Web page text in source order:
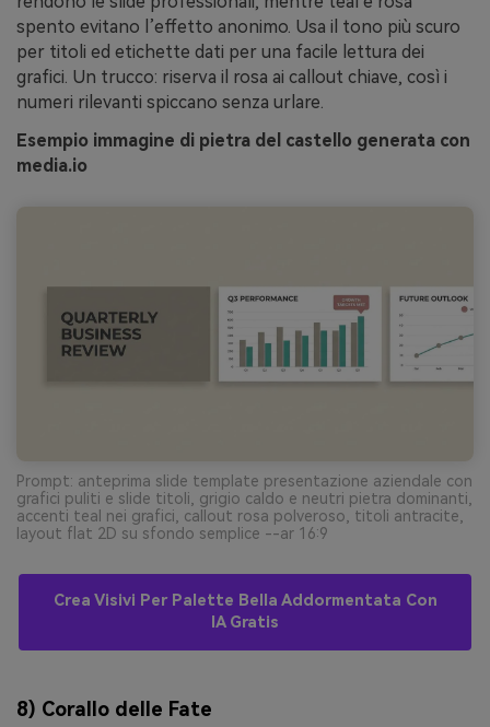
spento evitano l’effetto anonimo. Usa il tono più scuro
per titoli ed etichette dati per una facile lettura dei
grafici. Un trucco: riserva il rosa ai callout chiave, così i
numeri rilevanti spiccano senza urlare.
Esempio immagine di pietra del castello generata con
media.io
Prompt: anteprima slide template presentazione aziendale con
grafici puliti e slide titoli, grigio caldo e neutri pietra dominanti,
accenti teal nei grafici, callout rosa polveroso, titoli antracite,
layout flat 2D su sfondo semplice --ar 16:9
Crea Visivi Per Palette Bella Addormentata Con
IA Gratis
8) Corallo delle Fate